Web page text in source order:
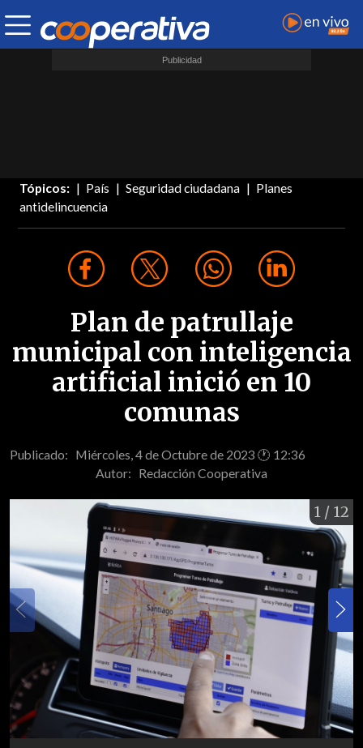
Tópicos: País Seguridad ciudadana
Planes
antidelincuencia
Plan de patrullaje
municipal con inteligencia
artificial inició en 10
comunas
Publicado: Miércoles, 4 de Octubre de 2023 🕐 12:36
Autor: Redacción Cooperativa
1 / 12